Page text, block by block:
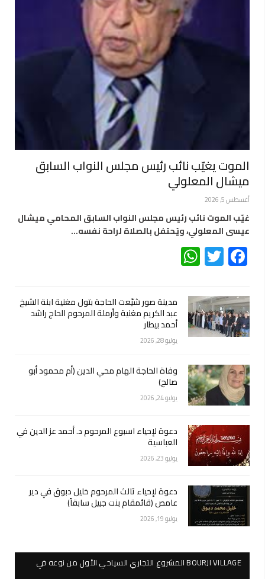
الموت يغيّب نائب رئيس مجلس النواب السابق
ميشال المعلولي
أغسطس 5, 2026
غيّب الموت نائب رئيس مجلس النواب السابق المحامي ميشال
عيسى المعلولي، ويُحتفل بالصلاة لراحة نفسه…
Facebook
Twitter
مدينة صور شيّعت الحاجة بتول مغنية ابنة الشيخ
عبد الكريم مغنية وأرملة المرحوم الحاج راشد
أحمد بيطار
يوليو 28, 2026
وفاة الحاجة الهام محي الدين (أم محمود أبو
صالح)
يوليو 24, 2026
دعوة لإحياء اسبوع المرحوم د. أحمد عز الدين في
العباسية
يوليو 23, 2026
دعوة لإحياء ثالث المرحوم خليل دبوق في دير
عامص (قائمقام بنت جبيل سابقاً)
يوليو 19, 2026
BOURJI VILLAGE المشروع التجاري السياحي الأول من نوعه في